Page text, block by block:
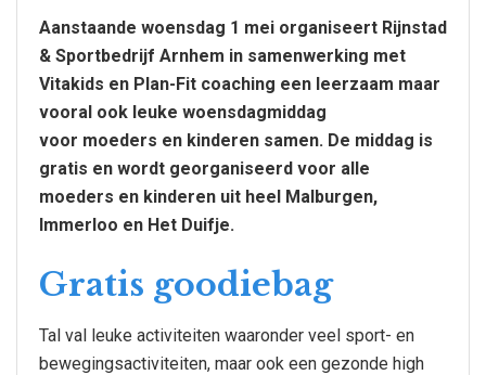
Aanstaande woensdag 1 mei organiseert Rijnstad
& Sportbedrijf Arnhem in samenwerking met
Vitakids en Plan-Fit coaching een leerzaam maar
vooral ook leuke woensdagmiddag
voor moeders en kinderen samen. De middag is
gratis en wordt georganiseerd voor alle
moeders en kinderen uit heel Malburgen,
Immerloo en Het Duifje.
Gratis goodiebag
Tal val leuke activiteiten waaronder veel sport- en
bewegingsactiviteiten, maar ook een gezonde high